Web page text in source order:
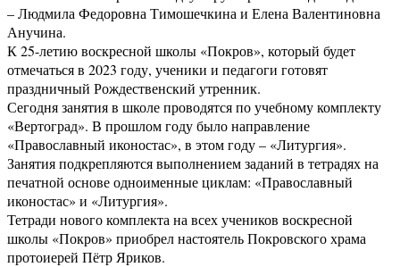
– Людмила Федоровна Тимошечкина и Елена Валентиновна
Анучина.
К 25-летию воскресной школы «Покров», который будет
отмечаться в 2023 году, ученики и педагоги готовят
праздничный Рождественский утренник.
Сегодня занятия в школе проводятся по учебному комплекту
«Вертоград». В прошлом году было направление
«Православный иконостас», в этом году – «Литургия».
Занятия подкрепляются выполнением заданий в тетрадях на
печатной основе одноименные циклам: «Православный
иконостас» и «Литургия».
Тетради нового комплекта на всех учеников воскресной
школы «Покров» приобрел настоятель Покровского храма
протоиерей Пётр Яриков.